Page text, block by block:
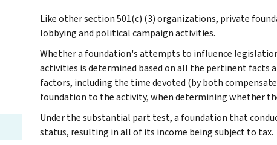
Like other section 501(c) (3) organizations, private
lobbying and political campaign activities.
Whether a foundation's attempts to influence
activities is determined based on all the pertinent facts
factors, including the time devoted (by both
foundation to the activity, when determining whether
Under the substantial part test, a foundation that
status, resulting in all of its income being subject to tax.